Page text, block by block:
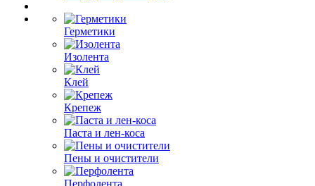
Герметики
Изолента
Клей
Крепеж
Паста и лен-коса
Пены и очистители
Перфолента